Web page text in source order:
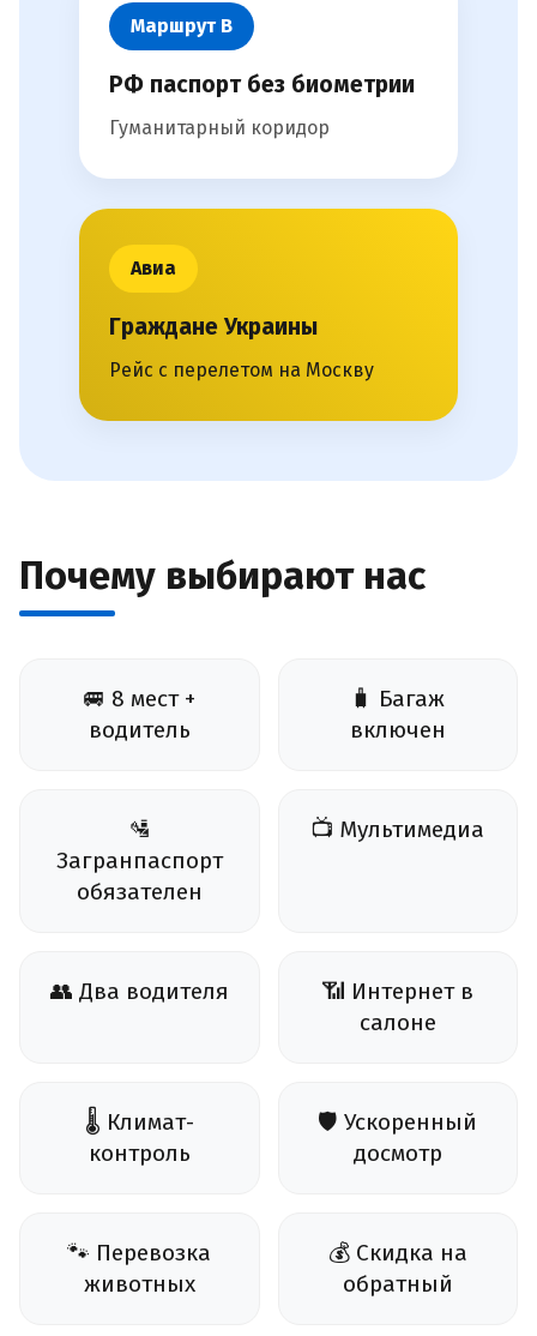
Маршрут В
РФ паспорт без биометрии
Гуманитарный коридор
Авиа
Граждане Украины
Рейс с перелетом на Москву
Почему выбирают нас
🚐 8 мест +
водитель
🧳 Багаж
включен
🛂
Загранпаспорт
обязателен
📺 Мультимедиа
👥 Два водителя
📶 Интернет в
салоне
🌡️ Климат-
контроль
🛡️ Ускоренный
досмотр
🐾 Перевозка
животных
💰 Скидка на
обратный